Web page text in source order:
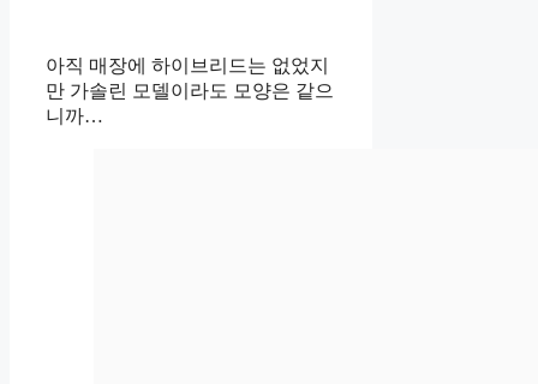
아직 매장에 하이브리드는 없었지
만 가솔린 모델이라도 모양은 같으
니까…